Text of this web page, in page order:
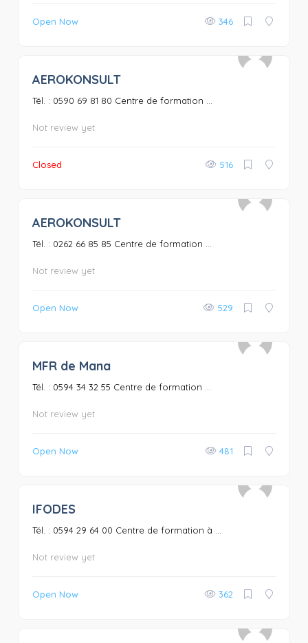
Open Now 346
AEROKONSULT
Tél. : 0590 69 81 80 Centre de formation ...
Not review yet
Closed 516
AEROKONSULT
Tél. : 0262 66 85 85 Centre de formation ...
Not review yet
Open Now 529
MFR de Mana
Tél. : 0594 34 32 55 Centre de formation ...
Not review yet
Open Now 481
IFODES
Tél. : 0594 29 64 00 Centre de formation à ...
Not review yet
Open Now 362